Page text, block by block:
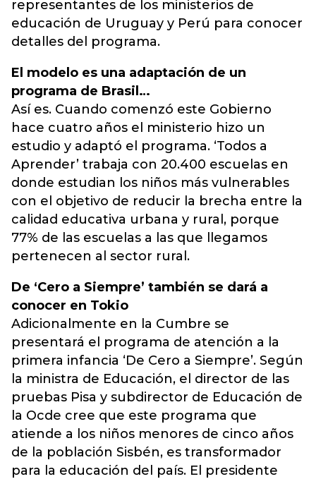
representantes de los ministerios de
educación de Uruguay y Perú para conocer
detalles del programa.
El modelo es una adaptación de un
programa de Brasil…
Así es. Cuando comenzó este Gobierno
hace cuatro años el ministerio hizo un
estudio y adaptó el programa. ‘Todos a
Aprender’ trabaja con 20.400 escuelas en
donde estudian los niños más vulnerables
con el objetivo de reducir la brecha entre la
calidad educativa urbana y rural, porque
77% de las escuelas a las que llegamos
pertenecen al sector rural.
De ‘Cero a Siempre’ también se dará a
conocer en Tokio
Adicionalmente en la Cumbre se
presentará el programa de atención a la
primera infancia ‘De Cero a Siempre’. Según
la ministra de Educación, el director de las
pruebas Pisa y subdirector de Educación de
la Ocde cree que este programa que
atiende a los niños menores de cinco años
de la población Sisbén, es transformador
para la educación del país. El presidente